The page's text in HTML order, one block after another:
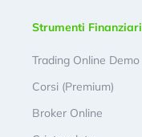
Strumenti Finanziari
Trading Online Demo
Corsi (Premium)
Broker Online